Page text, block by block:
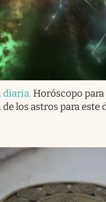
diaria. Horóscopo
los astros para este